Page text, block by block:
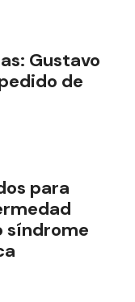
Gustavo
de
para
síndrome